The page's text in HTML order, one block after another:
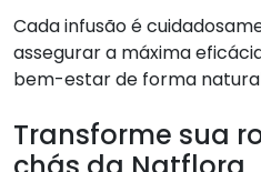
Cada infusão é
assegurar a máxima
bem-estar de forma
Transforme sua